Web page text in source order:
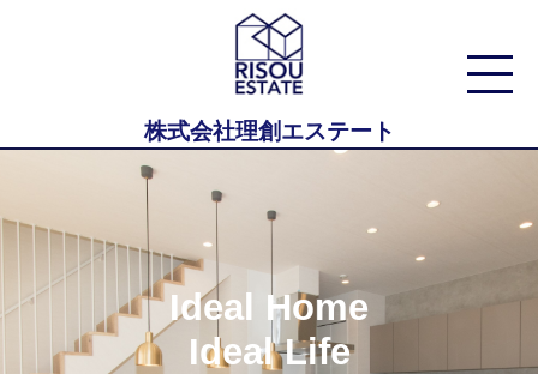
株式会社理創エステート
Ideal Home
Ideal Life